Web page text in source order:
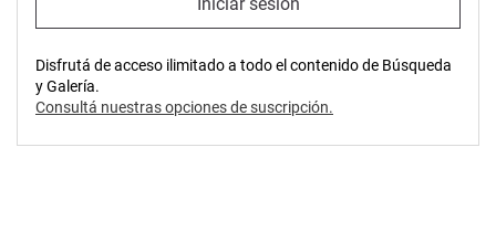
Disfrutá de acceso ilimitado a todo el contenido de Búsqueda
y Galería.
Consultá nuestras opciones de suscripción.